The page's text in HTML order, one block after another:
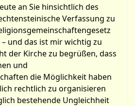
an Sie hinsichtlich des
Verfassung zu
– und das ist mir wichtig zu
der Kirche zu begrüßen, dass
und
die Möglichkeit haben
rechtlich zu organisieren
bestehende Ungleichheit